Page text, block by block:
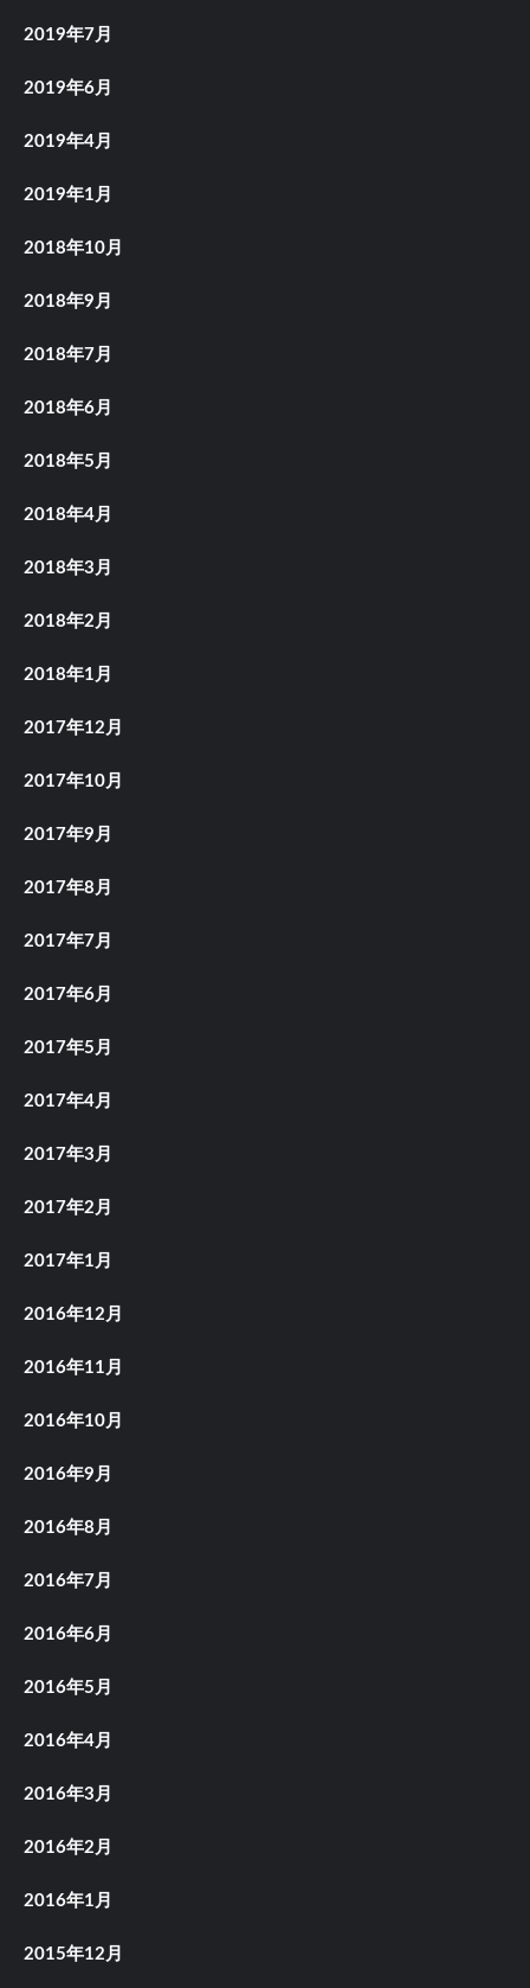
2019年7月
2019年6月
2019年4月
2019年1月
2018年10月
2018年9月
2018年7月
2018年6月
2018年5月
2018年4月
2018年3月
2018年2月
2018年1月
2017年12月
2017年10月
2017年9月
2017年8月
2017年7月
2017年6月
2017年5月
2017年4月
2017年3月
2017年2月
2017年1月
2016年12月
2016年11月
2016年10月
2016年9月
2016年8月
2016年7月
2016年6月
2016年5月
2016年4月
2016年3月
2016年2月
2016年1月
2015年12月